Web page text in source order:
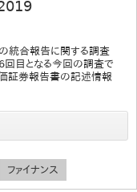
統合報告に関する調査
回目となる今回の調査で
証券報告書の記述情報
ファイナンス